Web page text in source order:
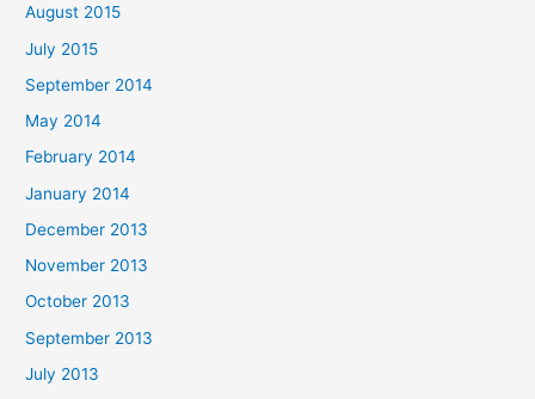
August 2015
July 2015
September 2014
May 2014
February 2014
January 2014
December 2013
November 2013
October 2013
September 2013
July 2013